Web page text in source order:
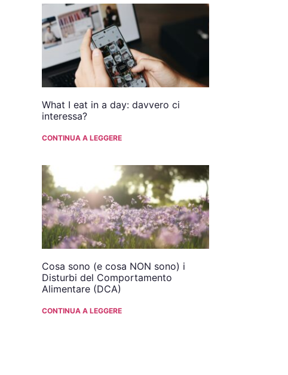
What I eat in a day: davvero ci
interessa?
CONTINUA A LEGGERE
Cosa sono (e cosa NON sono) i
Disturbi del Comportamento
Alimentare (DCA)
CONTINUA A LEGGERE